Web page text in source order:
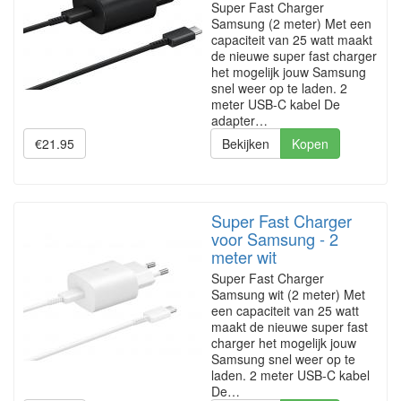
Super Fast Charger
Samsung (2 meter) Met een
capaciteit van 25 watt maakt
de nieuwe super fast charger
het mogelijk jouw Samsung
snel weer op te laden. 2
meter USB-C kabel De
adapter…
€21.95
Bekijken Kopen
Super Fast Charger
voor Samsung - 2
meter wit
Super Fast Charger
Samsung wit (2 meter) Met
een capaciteit van 25 watt
maakt de nieuwe super fast
charger het mogelijk jouw
Samsung snel weer op te
laden. 2 meter USB-C kabel
De…